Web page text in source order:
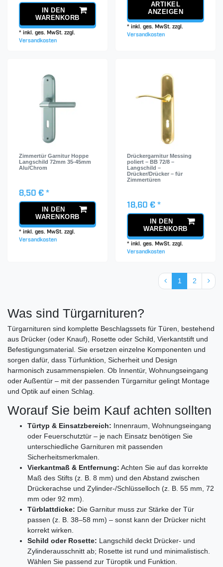
IN DEN
WARENKORB
*inkl. ges. MwSt. zzgl.
Versandkosten
ARTIKEL
ANZEIGEN
*inkl. ges. MwSt. zzgl.
Versandkosten
Zimmertür Garnitur Hoppe
Langschild 72mm 35-45mm
Alu/Chrom
8,50 € *
IN DEN
WARENKORB
*inkl. ges. MwSt. zzgl.
Versandkosten
Drückergarnitur Messing
poliert – BB 72/8 –
Langschild –
Drücker/Drücker – für
Zimmertüren
18,60 € *
IN DEN
WARENKORB
*inkl. ges. MwSt. zzgl.
Versandkosten
1 2
Was sind Türgarnituren?
Türgarnituren sind komplette Beschlagssets für Türen, bestehend
aus Drücker (oder Knauf), Rosette oder Schild, Vierkantstift und
Befestigungsmaterial. Sie ersetzen einzelne Komponenten und
sorgen dafür, dass Türfunktion, Sicherheit und Design
harmonisch zusammenspielen. Ob Innentür, Wohnungseingang
oder Außentür – mit der passenden Türgarnitur gelingt Montage
und Optik auf einen Schlag.
Worauf Sie beim Kauf achten sollten
Türtyp & Einsatzbereich: Innenraum, Wohnungseingang
oder Feuerschutztür – je nach Einsatz benötigen Sie
unterschiedliche Garnituren mit passenden
Sicherheitsmerkmalen.
Vierkantmaß & Entfernung: Achten Sie auf das korrekte
Maß des Stifts (z. B. 8 mm) und den Abstand zwischen
Drückerachse und Zylinder-/Schlüsselloch (z. B. 55 mm, 72
mm oder 92 mm).
Türblattdicke: Die Garnitur muss zur Stärke der Tür
passen (z. B. 38–58 mm) – sonst kann der Drücker nicht
korrekt wirken.
Schild oder Rosette: Langschild deckt Drücker- und
Zylinderausschnitt ab; Rosette ist rund und minimalistisch.
Wählen Sie passend zur Türoptik und Funktion.